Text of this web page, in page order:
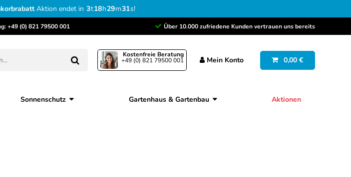
Aktion endet in 3t18h29m30s!
+49 (0) 821 79500 001 Über 10.000 zufriedene Kunden vertrauen uns bereits
Kostenfreie Beratung
+49 (0) 821 79500 001 Mein Konto 0,00 €
Sonnenschutz Gartenhaus & Gartenbau Aktionen